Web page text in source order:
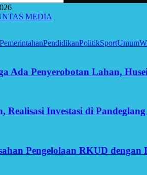
MEDIA
PemerintahanPendidikanPolitikSportUmum
Ada Penyerobotan Lahan,
Realisasi Investasi di
Pengelolaan RKUD